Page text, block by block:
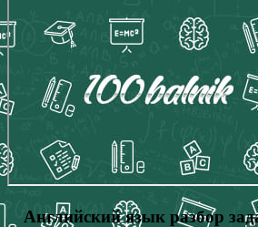
Английский язык разбор